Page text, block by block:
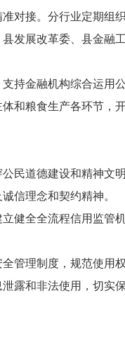
对接。分行业定期
发展改革委、县金融
支持金融机构综合运用
和粮食生产各环节
民道德建设和精神文
信理念和契约精神。
健全全流程信用监管
管理制度，规范使用
露和非法使用，切实